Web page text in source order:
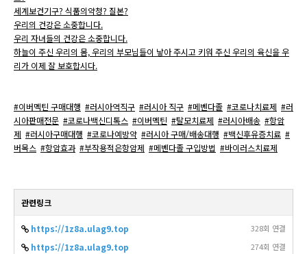
세계보건기구? 식품의약청? 질본?
우리의 건강은 소중합니다.
우리 자녀들의 건강은 소중합니다.
하늘이 주신 우리의 몸, 우리의 부모님들이 낳아 주시고 키워 주신 우리의 육신을 우
리가 이제 잘 보호합시다.
#이버멕틴 구매대행 #러시아역직구 #러시아 직구 #메벤다졸 #코로나치료제 #러
시아판매전문 #코로나백신디톡스 #이버멕틴 #탈모치료제 #러시아배송 #항암
제 #러시아구매대행 #코로나예방약 #러시아 구매/배송대행 #백신후유증치료 #
버목스 #항암효과 #부작용적은항암제 #메벤다졸 구입방법 #바이러스치료제
관련링크
https://1z8a.ulag9.top 328회 연결
https://1z8a.ulag9.top 274회 연결